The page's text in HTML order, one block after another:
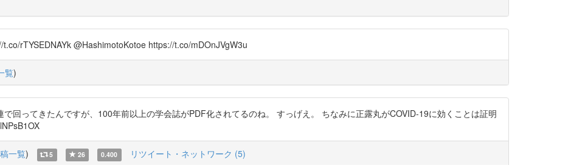
rTYSEDNAYk @HashimotoKotoe https://t.co/mDOnJVgW3u
覧)
回ってきたんですが、100年前以上の学会誌がPDF化されてるのね。 すっげえ。 ちなみに正露丸がCOVID-19に効くことは証明
一覧) 5 26 0.400 リツイート・ネットワーク (5)